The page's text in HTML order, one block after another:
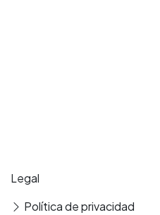
Legal
Política de privacidad